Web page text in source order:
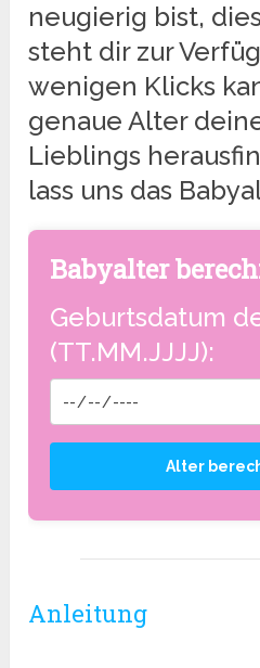
neugierig bist,
steht dir zur
wenigen Klicks
genaue Alter
Lieblings
lass uns das
Babyalter
Geburtsdatum
(TT.MM.JJJJ):
Anleitung